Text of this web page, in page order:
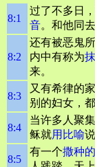
8:1
过了不多日
音。和他同
8:2
还有被恶鬼
内中有称为
来。
8:3
又有希律的
别的妇女，
8:4
当许多人聚
稣就用比喻
8:5
有一个撒种的